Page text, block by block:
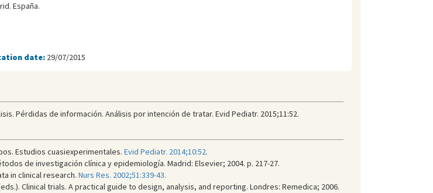
España.
date: 29/07/2015
Pérdidas de información. Análisis por intención de tratar. Evid Pediatr. 2015;11:52.
Estudios cuasiexperimentales. Evid Pediatr. 2014;10:52.
de investigación clínica y epidemiología. Madrid: Elsevier; 2004. p. 217-27.
in clinical research. Nurs Res. 2002;51:339-43.
Clinical trials. A practical guide to design, analysis, and reporting. Londres: Remedica; 2006.